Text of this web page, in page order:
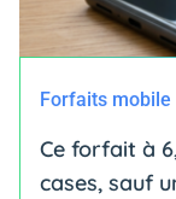
Forfaits mobile
Ce forfait à
cases, sauf